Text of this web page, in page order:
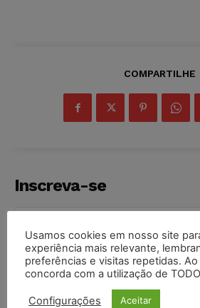
COMPARTILHE
Inscreva-se
INSCREVER
Li e aceito aPolítica de Privacidade
Usamos cookies em nosso site
experiência mais relevante,
preferências e visitas repetidas. Ao
concorda com a utilização de
Configurações Aceitar